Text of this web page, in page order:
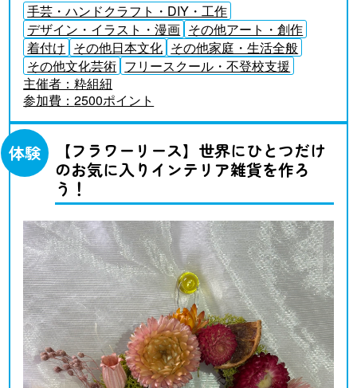
手芸・ハンドクラフト・DIY・工作
デザイン・イラスト・漫画 その他アート・創作
着付け その他日本文化 その他家庭・生活全般
その他文化芸術 フリースクール・不登校支援
主催者：粋組紐
参加費：2500ポイント
体験
【フラワーリース】世界にひとつだけ
のお気に入りインテリア雑貨を作ろ
う！